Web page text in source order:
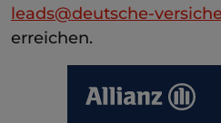
leads@deutsche-
erreichen.